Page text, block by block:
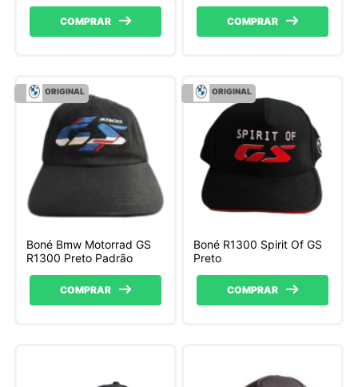
COMPRAR COMPRAR
ORIGINAL
Boné Bmw Motorrad GS
R1300 Preto Padrão
COMPRAR
ORIGINAL
Boné R1300 Spirit Of GS
Preto
COMPRAR